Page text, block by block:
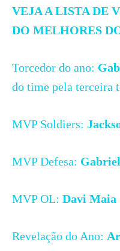
VEJA A LISTA DE
DO MELHORES
Torcedor do ano:
do time pela terceira
MVP Soldiers:
MVP Defesa:
MVP OL: Davi Maia
Revelação do Ano: